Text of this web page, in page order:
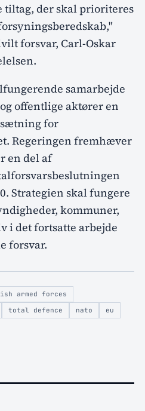
tiltag, der skal prioriteres
forsvar, Carl-Oskar
samarbejde
offentlige aktører en
for
Regeringen fremhæver
en del af
Strategien skal fungere
kommuner,
i det fortsatte arbejde
forsvar.
armed forces
total defence nato
eu